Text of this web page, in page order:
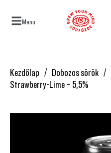
Menu
Kezdőlap Dobozos sörök
Strawberry-Lime – 5,5%